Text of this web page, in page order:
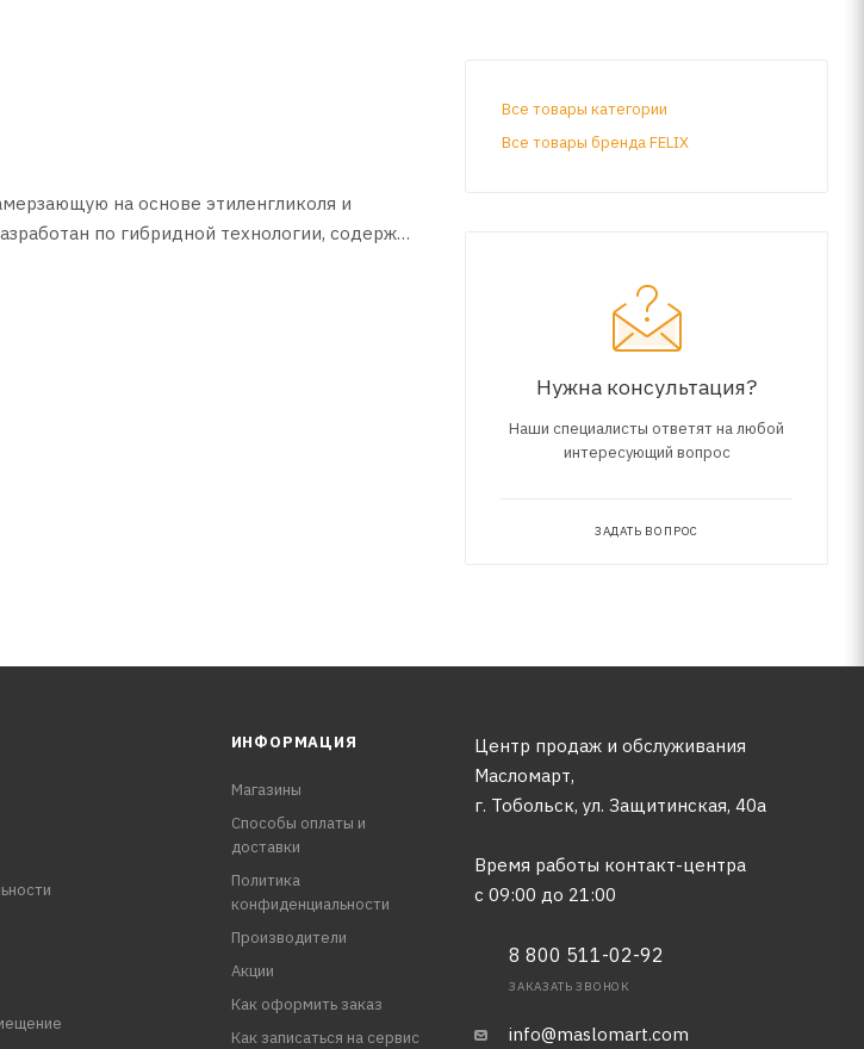
на основе этиленгликоля и
по гибридной технологии, содержит
Все товары категории
Все товары бренда FELIX
Нужна консультация?
Наши специалисты ответят на любой
интересующий вопрос
ЗАДАТЬ ВОПРОС
ИНФОРМАЦИЯ
Магазины
Способы оплаты и
доставки
Политика
конфиденциальности
Производители
Акции
Как оформить заказ
Как записаться на сервис
Центр продаж и обслуживания
Масломарт,
г. Тобольск, ул. Защитинская, 40а
Время работы контакт-центра
с 09:00 до 21:00
8 800 511-02-92
ЗАКАЗАТЬ ЗВОНОК
info@maslomart.com